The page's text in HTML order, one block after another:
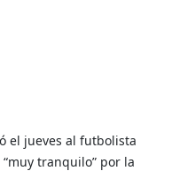
el jueves al futbolista
tranquilo” por la